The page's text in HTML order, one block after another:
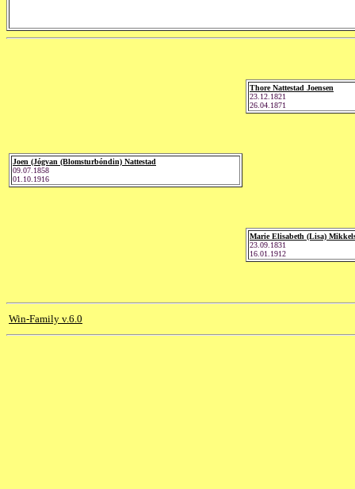
Joen (Jógvan (Blomsturbóndin) Nattestad
09.07.1858
01.10.1916
Thore Nattestad Joensen
23.12.1821
26.04.1871
Marie Elisabeth (Lisa)
23.09.1831
16.01.1912
Win-Family v.6.0